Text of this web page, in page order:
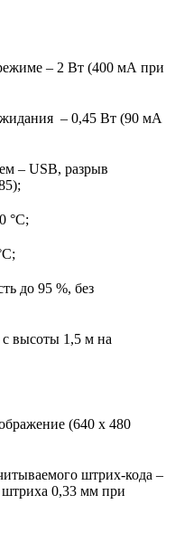
– 2 Вт (400 мА при
– 0,45 Вт (90 мА
– USB, разрыв
°C;
до 95 %, без
высоты 1,5 м на
(640 x 480
штрих-кода –
штриха 0,33 мм при